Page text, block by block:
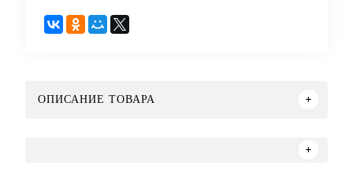
ОПИСАНИЕ ТОВАРА